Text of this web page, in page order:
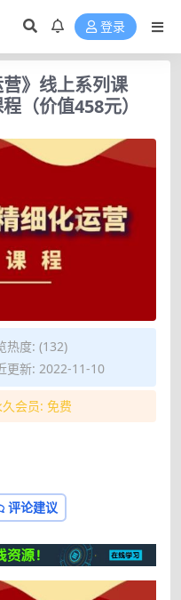
登录
营》线上系列课
（价值458元）
热度: (132)
更新: 2022-11-10
会员: 免费
评论建议